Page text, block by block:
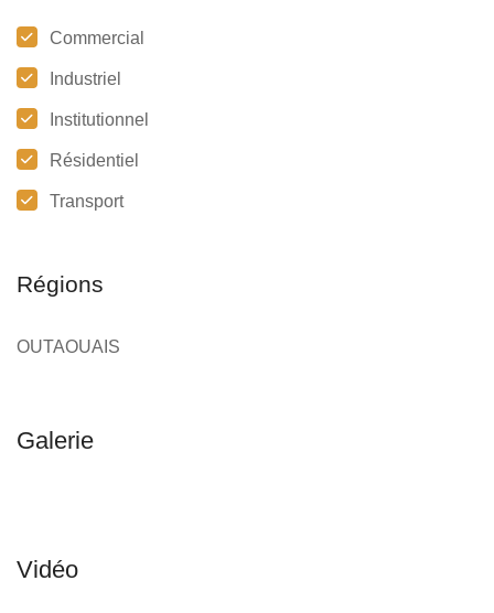
Commercial
Industriel
Institutionnel
Résidentiel
Transport
Régions
OUTAOUAIS